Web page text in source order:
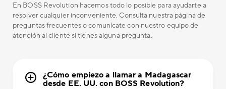
En BOSS Revolution hacemos todo lo posible para ayudarte a
resolver cualquier inconveniente. Consulta nuestra página de
preguntas frecuentes o comunícate con nuestro equipo de
atención al cliente si tienes alguna pregunta.
¿Cómo empiezo a llamar a Madagascar
desde EE. UU. con BOSS Revolution?